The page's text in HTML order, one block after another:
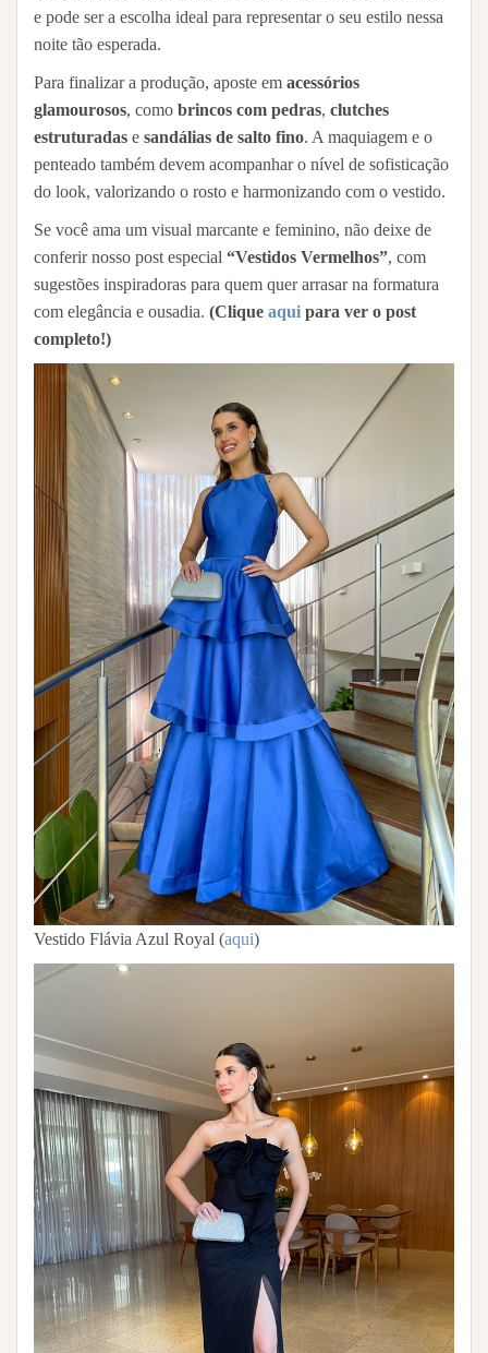
e pode ser a escolha ideal para representar o seu estilo nessa
noite tão esperada.
Para finalizar a produção, aposte em acessórios
glamourosos, como brincos com pedras, clutches
estruturadas e sandálias de salto fino. A maquiagem e o
penteado também devem acompanhar o nível de sofisticação
do look, valorizando o rosto e harmonizando com o vestido.
Se você ama um visual marcante e feminino, não deixe de
conferir nosso post especial “Vestidos Vermelhos”, com
sugestões inspiradoras para quem quer arrasar na formatura
com elegância e ousadia. (Clique aqui para ver o post
completo!)
Vestido Flávia Azul Royal (aqui)